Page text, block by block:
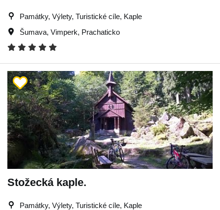
Památky, Výlety, Turistické cíle, Kaple
Šumava, Vimperk, Prachaticko
Stožecká kaple.
Památky, Výlety, Turistické cíle, Kaple